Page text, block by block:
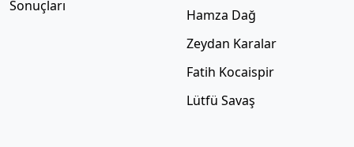
Sonuçları
Hamza Dağ
Zeydan Karalar
Fatih Kocaispir
Lütfü Savaş